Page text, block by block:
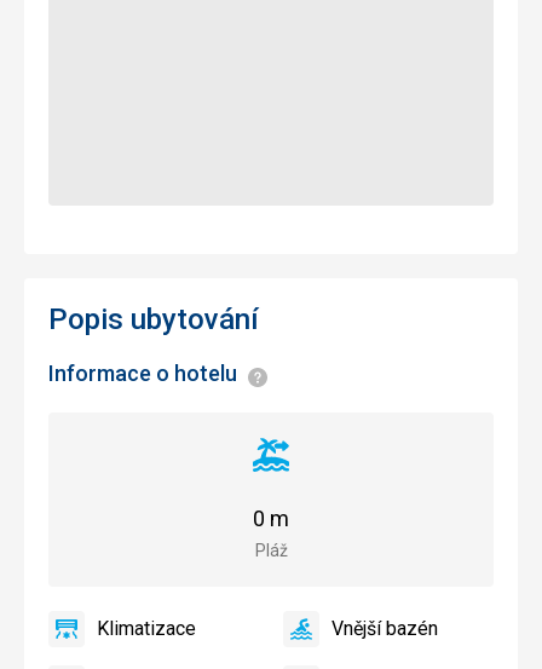
Popis ubytování
Informace o hotelu Informace
Vzdálenost
pláže
Pláž
0 m
Klimatizace
Klimatizace
ano
VnějšíVnější bazén
ano